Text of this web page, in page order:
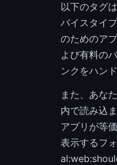
以下のタグ
バイスタイ
のためのア
よび有料の
ンクをハン
また、あな
内で読み込
アプリが等
表示するフ